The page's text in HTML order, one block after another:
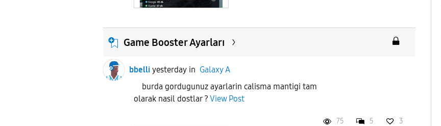
Game Booster Ayarları
bbelli yesterday in Galaxy A
burda gordugunuz ayarlarin calisma mantigi tam
olarak nasil dostlar ? View Post
75 5 3